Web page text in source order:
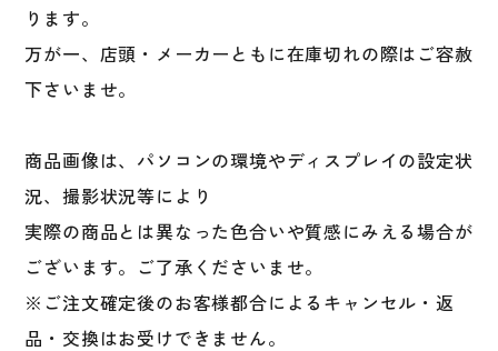
ります。
万が一、店頭・メーカーともに在庫切れの際はご容赦
下さいませ。
商品画像は、パソコンの環境やディスプレイの設定状
況、撮影状況等により
実際の商品とは異なった色合いや質感にみえる場合が
ございます。ご了承くださいませ。
※ご注文確定後のお客様都合によるキャンセル・返
品・交換はお受けできません。